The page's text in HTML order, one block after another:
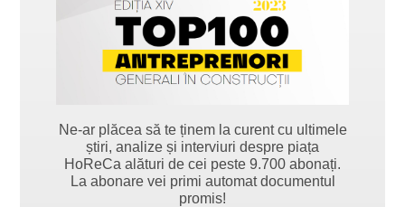
Ne-ar plăcea să te ținem la curent cu ultimele
știri, analize și interviuri despre piața
HoReCa alături de cei peste 9.700 abonați.
La abonare vei primi automat documentul
promis!